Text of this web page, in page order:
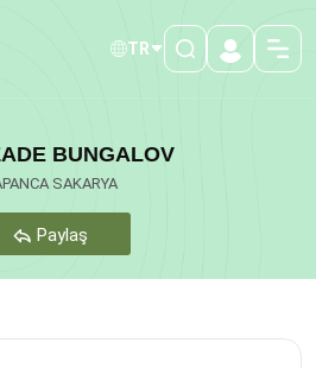
TR
BUNGALOV
SAKARYA
Paylaş